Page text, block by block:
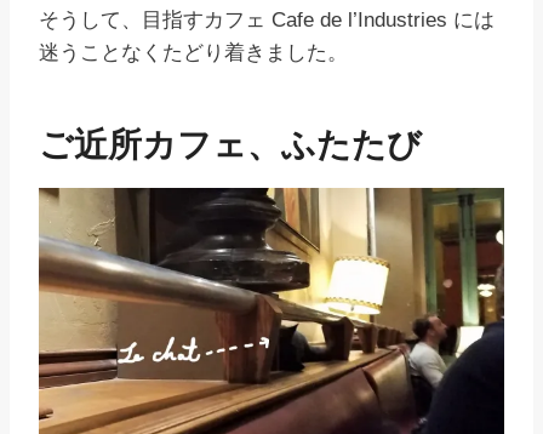
そうして、目指すカフェ Cafe de l’Industries には
迷うことなくたどり着きました。
ご近所カフェ、ふたたび